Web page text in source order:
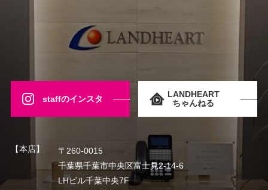
staffのインスタ
LANDHEART
ちゃんねる
【本店】
〒260-0015
千葉県千葉市中央区富士見2-14-6
LHビル千葉中央7F